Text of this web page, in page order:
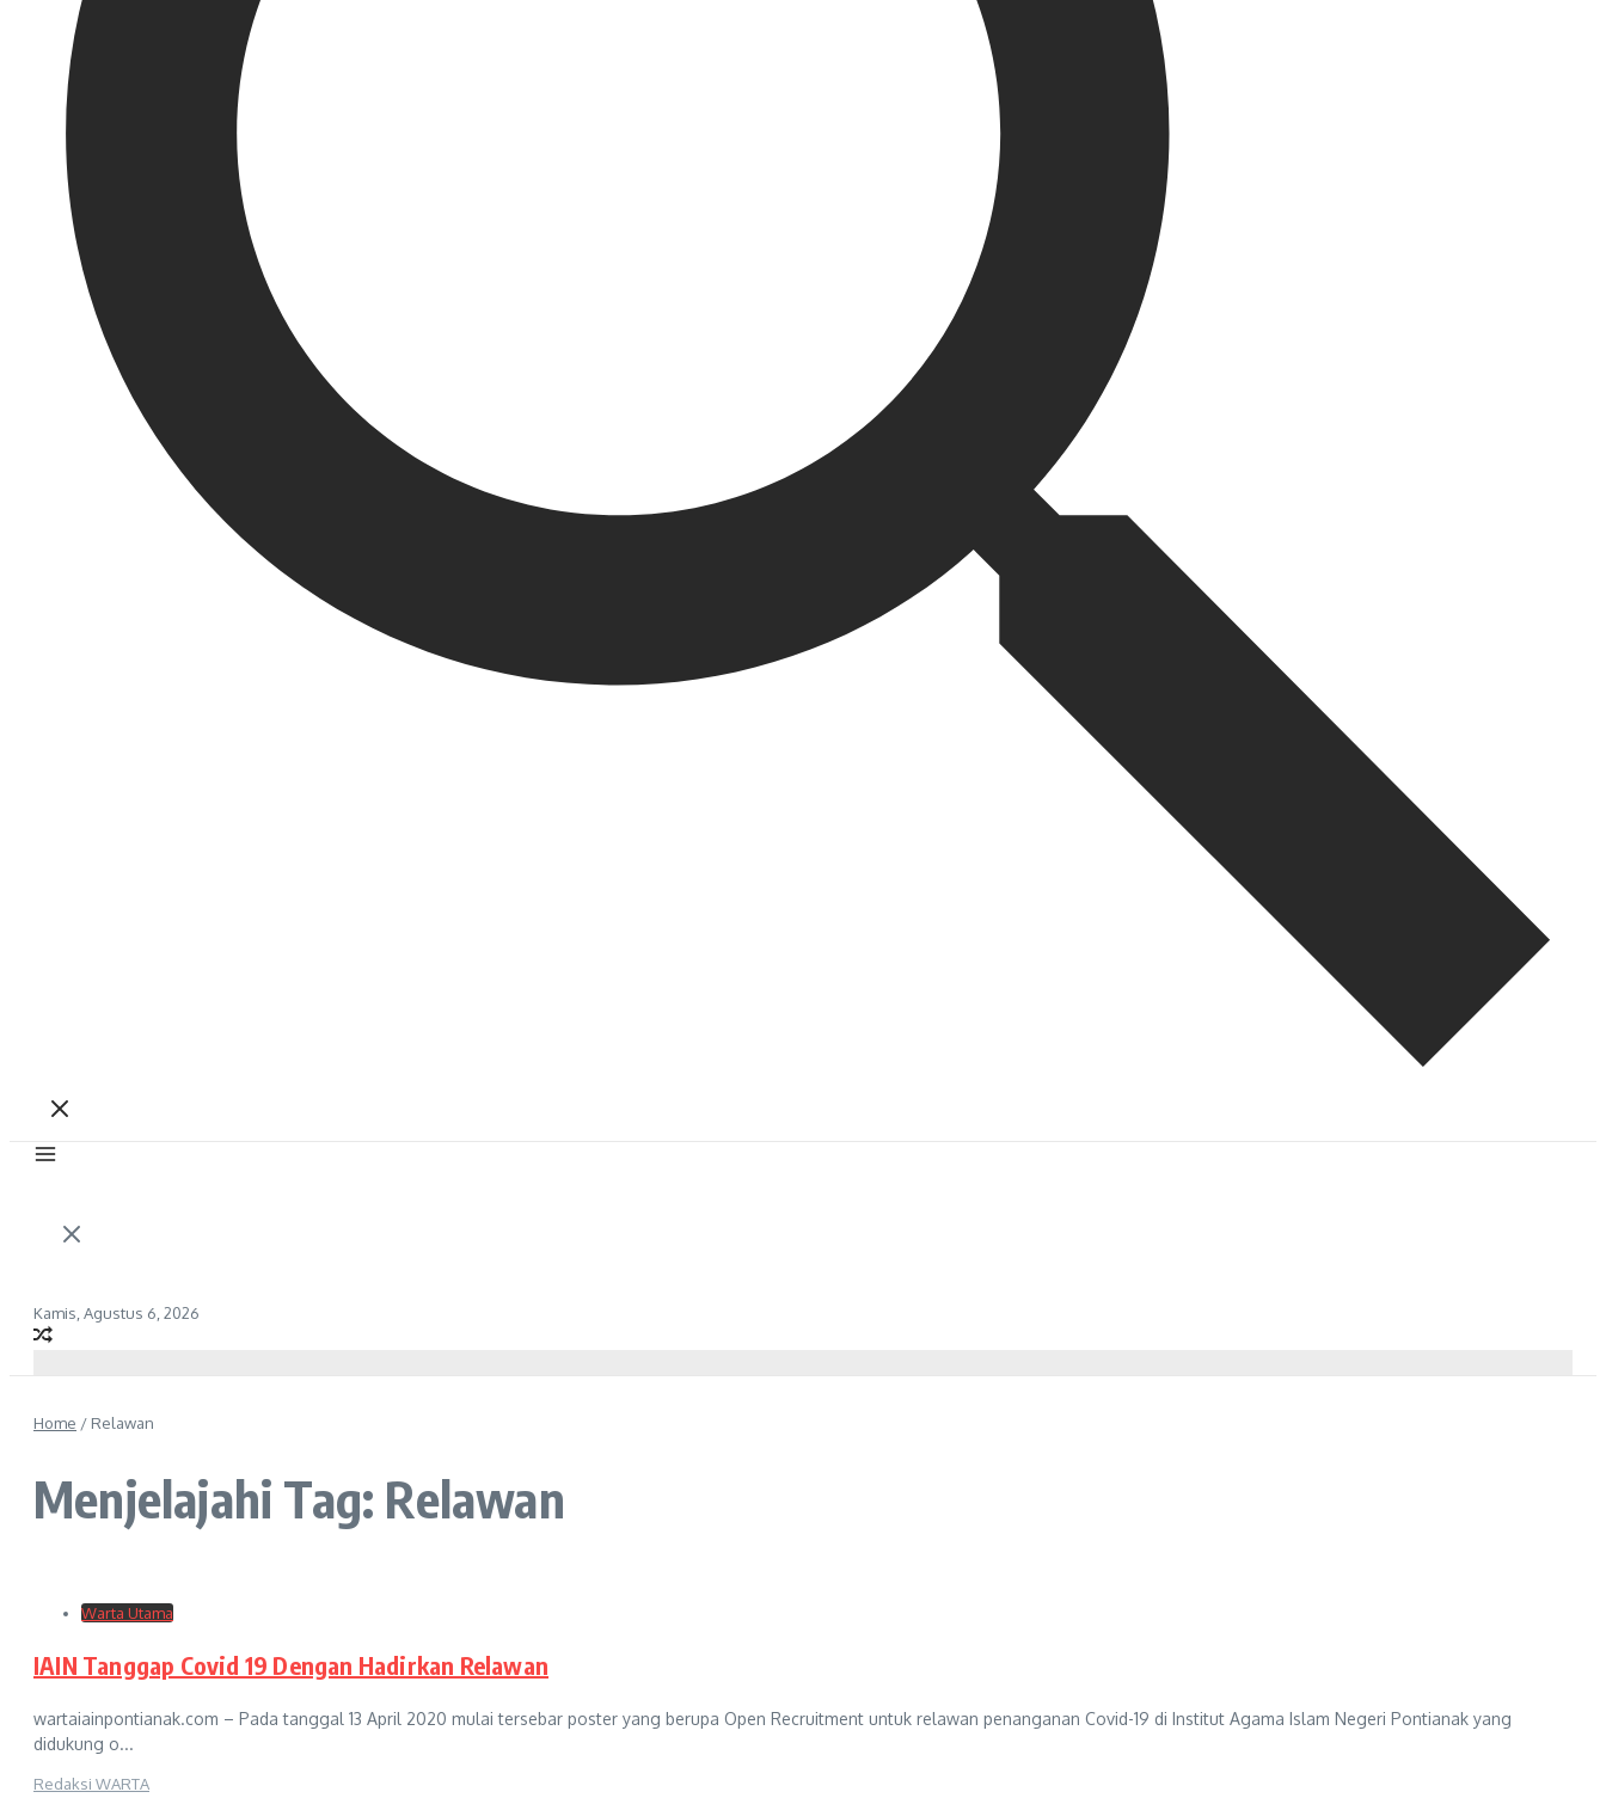
Kamis, Agustus 6, 2026
Home / Relawan
Menjelajahi Tag: Relawan
Warta Utama
IAIN Tanggap Covid 19 Dengan Hadirkan Relawan
wartaiainpontianak.com – Pada tanggal 13 April 2020 mulai tersebar poster yang berupa Open Recruitment untuk relawan penanganan Covid-19 di Institut Agama Islam Negeri Pontianak yang
didukung o...
Redaksi WARTA